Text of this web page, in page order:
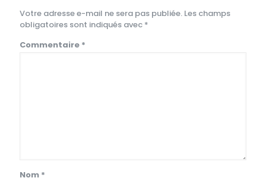
Votre adresse e-mail ne sera pas publiée. Les champs
obligatoires sont indiqués avec *
Commentaire *
Nom *